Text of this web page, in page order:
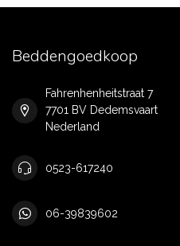
Beddengoedkoop
Fahrenhenheitstraat 7
7701 BV Dedemsvaart
Nederland
0523-617240
06-39839602